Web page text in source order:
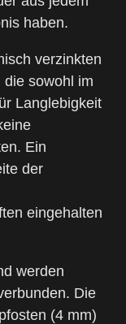
haben.
verzinkten
sowohl im
Langlebigkeit
Ein
der
eingehalten
werden
Die
(4 mm)